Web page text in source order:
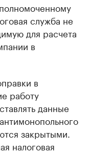
служба не
для расчета
в
в
работу
данные
закрытыми.
налоговая